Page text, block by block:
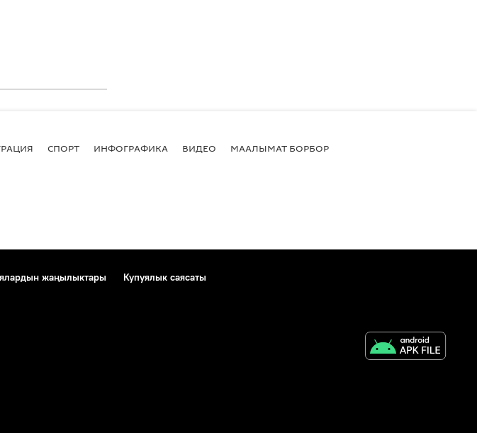
СПОРТ ИНФОГРАФИКА ВИДЕО МААЛЫМАТ БОРБОР
жаңылыктары
Купуялык саясаты